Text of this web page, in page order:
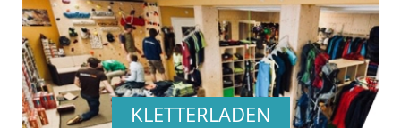
KLETTERLADEN